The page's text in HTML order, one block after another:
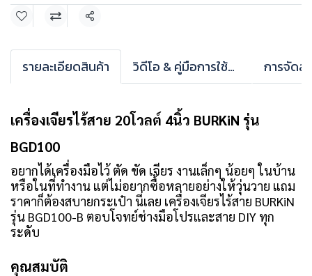
แชร์
รายละเอียดสินค้า วิดีโอ & คู่มือการใช้งาน การจัดส่
เครื่องเจียรไร้สาย 20โวลต์ 4นิ้ว BURKiN รุ่น
BGD100
อยากได้เครื่องมือไว้ ตัด ขัด เจียร งานเล็กๆ น้อยๆ ในบ้าน
หรือในที่ทำงาน แต่ไม่อยากซื้อหลายอย่างให้วุ่นวาย แถม
ราคาก็ต้องสบายกระเป๋า นี่เลย เครื่องเจียรไร้สาย BURKiN
รุ่น BGD100-B ตอบโจทย์ช่างมือโปรและสาย DIY ทุก
ระดับ
คุณสมบัติ